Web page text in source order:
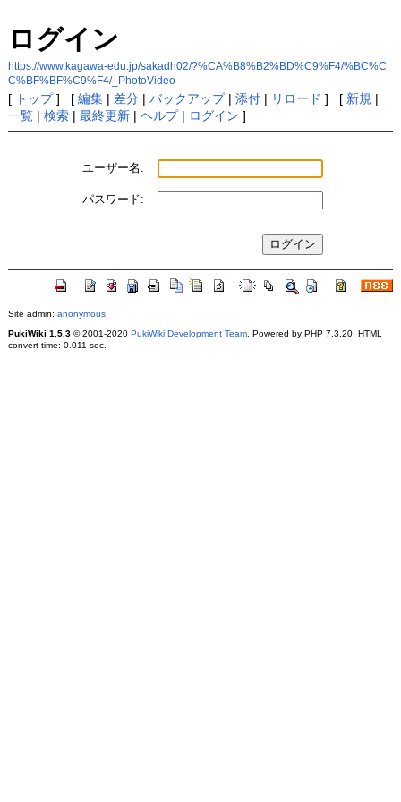
ログイン
https://www.kagawa-edu.jp/sakadh02/?%CA%B8%B2%BD%C9%F4/%BC%C
C%BF%BF%C9%F4/_PhotoVideo
[ トップ] [ 編集| 差分| バックアップ| 添付| リロード ] [ 新規 |
一覧| 検索| 最終更新| ヘルプ| ログイン ]
ユーザー名:
パスワード:
Site admin: anonymous
PukiWiki 1.5.3© 2001-2020 PukiWiki Development Team. Powered by PHP 7.3.20. HTML
convert time: 0.011 sec.